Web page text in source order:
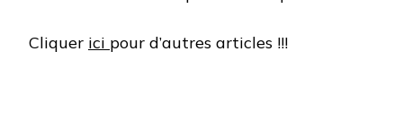
Cliquer ici pour d’autres articles !!!